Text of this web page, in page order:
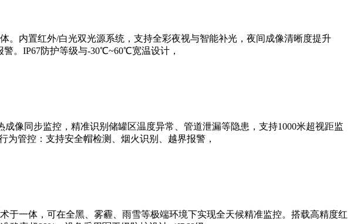
内置红外/白光双光源系统，支持全彩夜视与智能补光，夜间成像清晰度提升
。IP67防护等级与-30℃~60℃宽温设计，
像同步监控，精准识别储罐区温度异常、管道泄漏等隐患，支持1000米超视距监
管控：支持安全帽检测、烟火识别、越界报警，
一体，可在全黑、雾霾、雨雪等极端环境下实现全天候精准监控。搭载高精度红